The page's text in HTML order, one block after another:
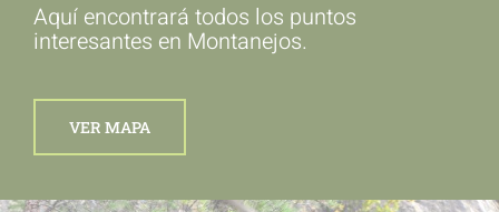
Aquí encontrará todos los puntos
interesantes en Montanejos.
VER MAPA